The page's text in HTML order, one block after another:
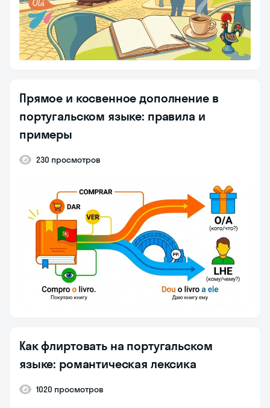
Прямое и косвенное дополнение в
португальском языке: правила и
примеры
230 просмотров
Как флиртовать на португальском
языке: романтическая лексика
1020 просмотров